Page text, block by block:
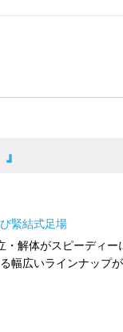
緊結式足場
・解体がスピーディ
幅広いラインナップ